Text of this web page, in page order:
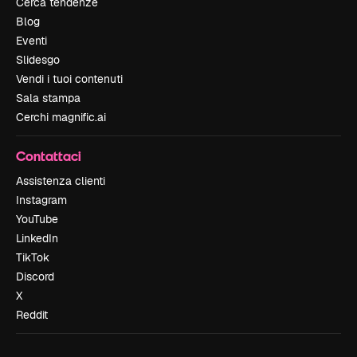
Blog
Eventi
Slidesgo
Vendi i tuoi contenuti
Sala stampa
Cerchi magnific.ai
Contattaci
Assistenza clienti
Instagram
YouTube
LinkedIn
TikTok
Discord
X
Reddit